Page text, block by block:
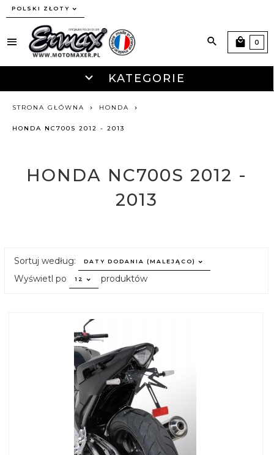
currency_h
POLSKI ZŁOTY
KATEGORIE
0
STRONA GŁÓWNA HONDA
HONDA NC700S 2012 - 2013
HONDA NC700S 2012 -
2013
Sortuj według: sort
DATY DODANIA (MALEJĄCO)
Wyświetl po pop
12 produktów